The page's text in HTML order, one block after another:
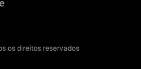
os direitos reservados